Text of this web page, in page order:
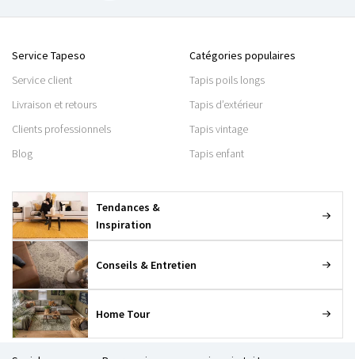
Service Tapeso
Service client
Livraison et retours
Clients professionnels
Blog
Catégories populaires
Tapis poils longs
Tapis d’extérieur
Tapis vintage
Tapis enfant
Tendances &
Inspiration
Conseils & Entretien
Home Tour